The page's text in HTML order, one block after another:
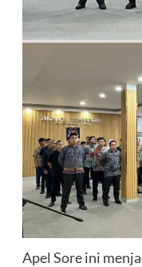
Apel Sore ini